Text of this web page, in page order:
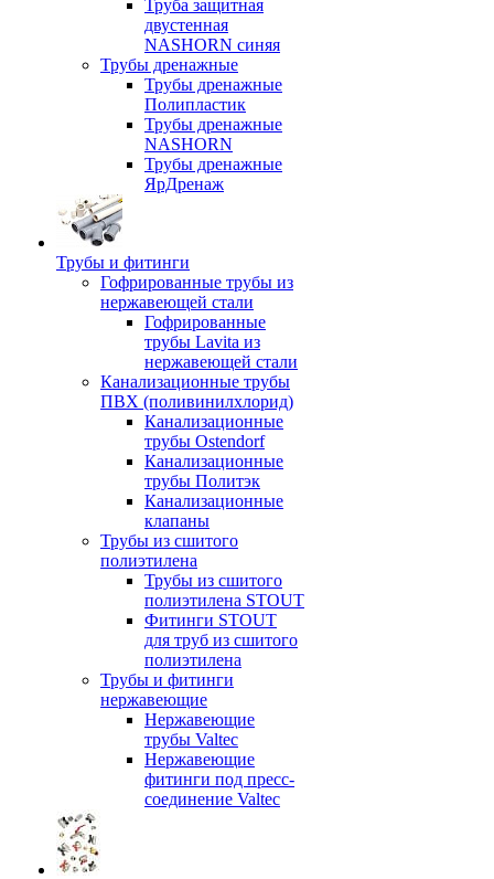
Труба защитная
двустенная
NASHORN синяя
Трубы дренажные
Трубы дренажные
Полипластик
Трубы дренажные
NASHORN
Трубы дренажные
ЯрДренаж
Трубы и фитинги
Гофрированные трубы из
нержавеющей стали
Гофрированные
трубы Lavita из
нержавеющей стали
Канализационные трубы
ПВХ (поливинилхлорид)
Канализационные
трубы Ostendorf
Канализационные
трубы Политэк
Канализационные
клапаны
Трубы из сшитого
полиэтилена
Трубы из сшитого
полиэтилена STOUT
Фитинги STOUT
для труб из сшитого
полиэтилена
Трубы и фитинги
нержавеющие
Нержавеющие
трубы Valtec
Нержавеющие
фитинги под пресс-
соединение Valtec